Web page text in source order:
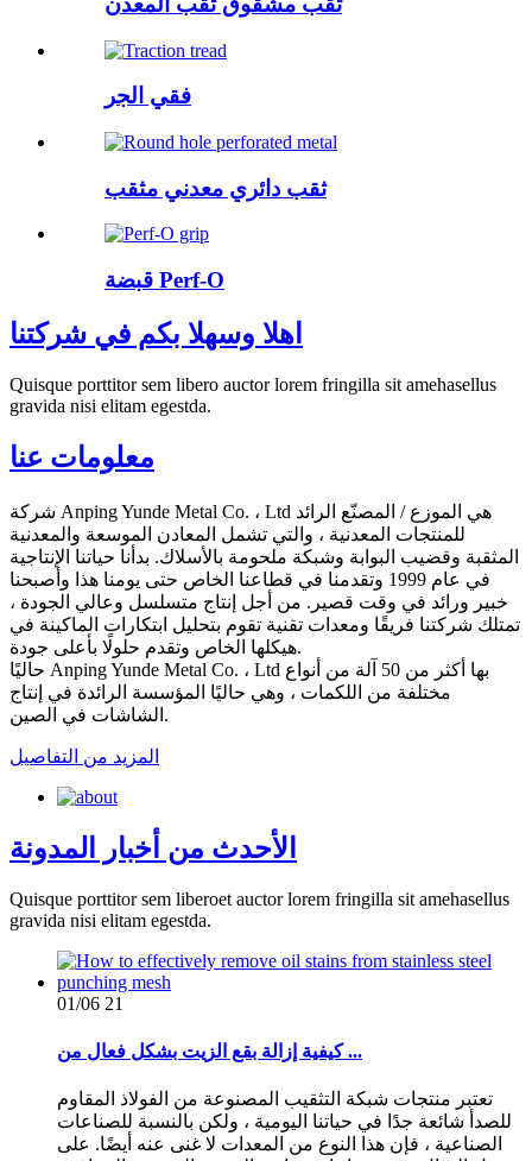
فقي الجر
ثقب دائري معدني مثقب
قبضة Perf-O
اهلا وسهلا بكم في شركتنا
Quisque porttitor sem libero auctor lorem fringilla sit amehasellus
gravida nisi elitam egestda.
معلومات عنا
شركة Anping Yunde Metal Co. ، Ltd هي الموزع / المصنّع الرائد
للمنتجات المعدنية ، والتي تشمل المعادن الموسعة والمعدنية
المثقبة وقضيب البوابة وشبكة ملحومة بالأسلاك. بدأنا حياتنا الإنتاجية
في عام 1999 وتقدمنا ​​في قطاعنا الخاص حتى يومنا هذا وأصبحنا
خبير ورائد في وقت قصير. من أجل إنتاج متسلسل وعالي الجودة ،
تمتلك شركتنا فريقًا ومعدات تقنية تقوم بتحليل ابتكارات الماكينة في
هيكلها الخاص وتقدم حلولًا بأعلى جودة.
حاليًا Anping Yunde Metal Co. ، Ltd بها أكثر من 50 آلة من أنواع
مختلفة من اللكمات ، وهي حاليًا المؤسسة الرائدة في إنتاج
الشاشات في الصين.
المزيد من التفاصيل
الأحدث من أخبار المدونة
Quisque porttitor sem liberoet auctor lorem fringilla sit amehasellus
gravida nisi elitam egestda.
01/06 21
كيفية إزالة بقع الزيت بشكل فعال من ...
تعتبر منتجات شبكة التثقيب المصنوعة من الفولاذ المقاوم
للصدأ شائعة جدًا في حياتنا اليومية ، ولكن بالنسبة للصناعات
الصناعية ، فإن هذا النوع من المعدات لا غنى عنه أيضًا. على